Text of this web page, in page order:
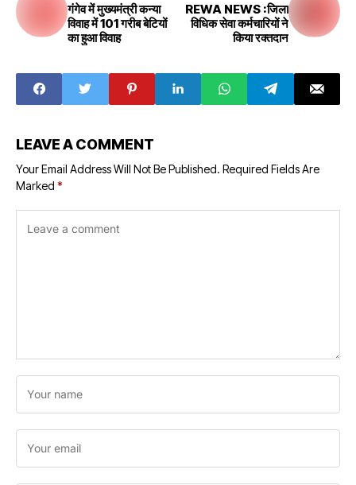
गंगेव में मुख्यमंत्री कन्या
विवाह में 101 गरीब बेटियों
का हुआ विवाह
REWA NEWS :जिला
विधिक सेवा कर्मचारियों ने
किया रक्तदान
LEAVE A COMMENT
Your Email Address Will Not Be Published. Required Fields Are
Marked *